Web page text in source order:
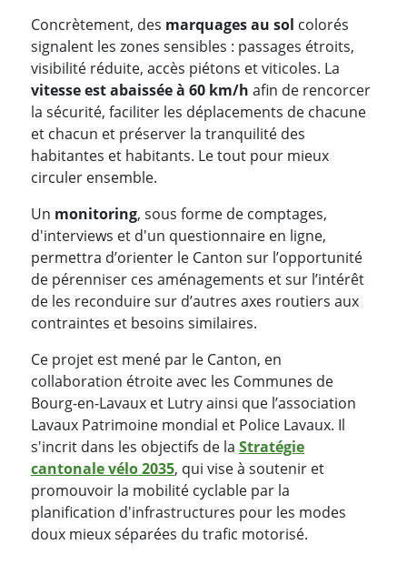
Concrètement, des marquages au sol colorés
signalent les zones sensibles : passages étroits,
visibilité réduite, accès piétons et viticoles. La
vitesse est abaissée à 60 km/h afin de rencorcer
la sécurité, faciliter les déplacements de chacune
et chacun et préserver la tranquilité des
habitantes et habitants. Le tout pour mieux
circuler ensemble.
Un monitoring, sous forme de comptages,
d'interviews et d'un questionnaire en ligne,
permettra d’orienter le Canton sur l’opportunité
de pérenniser ces aménagements et sur l’intérêt
de les reconduire sur d’autres axes routiers aux
contraintes et besoins similaires.
Ce projet est mené par le Canton, en
collaboration étroite avec les Communes de
Bourg-en-Lavaux et Lutry ainsi que l’association
Lavaux Patrimoine mondial et Police Lavaux. Il
s'incrit dans les objectifs de la Stratégie
cantonale vélo 2035, qui vise à soutenir et
promouvoir la mobilité cyclable par la
planification d'infrastructures pour les modes
doux mieux séparées du trafic motorisé.